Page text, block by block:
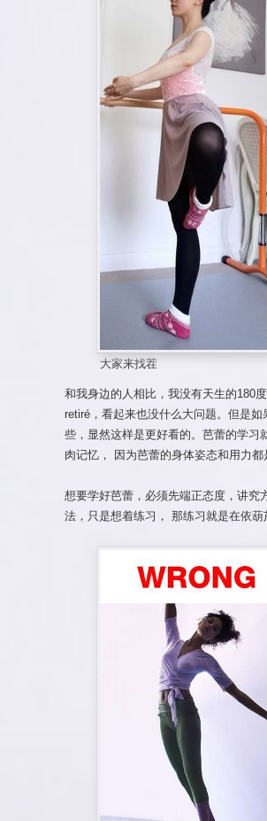
大家来找茬
和我身边的人相比，我没有天生的180
retiré，看起来也没什么大问题。但是
些，显然这样是更好看的。芭蕾的学习
肉记忆， 因为芭蕾的身体姿态和用力都
想要学好芭蕾，必须先端正态度，讲究
法，只是想着练习， 那练习就是在依